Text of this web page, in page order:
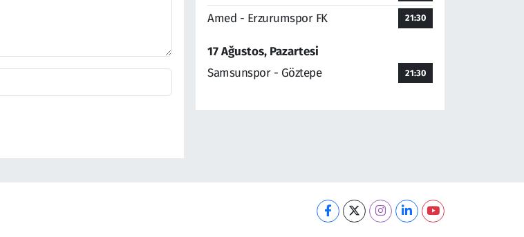
Amed - Erzurumspor FK 21:30
17 Ağustos, Pazartesi
Samsunspor - Göztepe
21:30